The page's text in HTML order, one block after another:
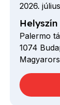
2026.
Helyszín
Palermo
1074